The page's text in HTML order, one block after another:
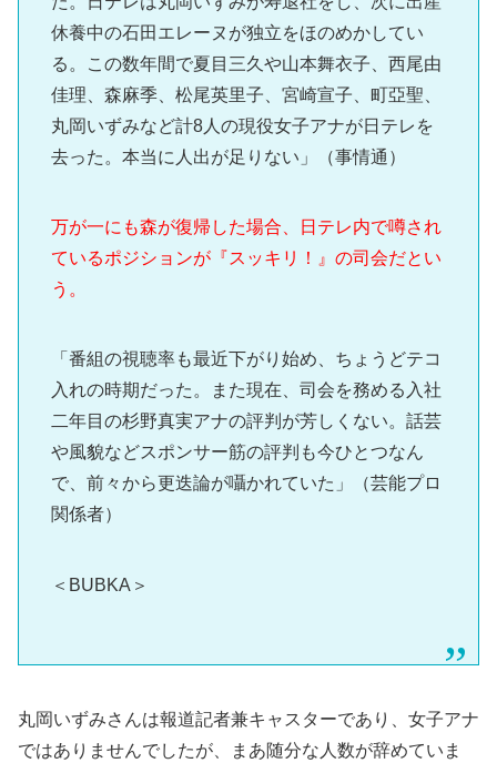
休養中の石田エレーヌが独立をほのめかしてい
る。この数年間で夏目三久や山本舞衣子、西尾由
佳理、森麻季、松尾英里子、宮崎宣子、町亞聖、
丸岡いずみなど計8人の現役女子アナが日テレを
去った。本当に人出が足りない」（事情通）
万が一にも森が復帰した場合、日テレ内で噂され
ているポジションが『スッキリ！』の司会だとい
う。
「番組の視聴率も最近下がり始め、ちょうどテコ
入れの時期だった。また現在、司会を務める入社
二年目の杉野真実アナの評判が芳しくない。話芸
や風貌などスポンサー筋の評判も今ひとつなん
で、前々から更迭論が囁かれていた」（芸能プロ
関係者）
＜BUBKA＞
丸岡いずみさんは報道記者兼キャスターであり、女子アナ
ではありませんでしたが、まあ随分な人数が辞めていま